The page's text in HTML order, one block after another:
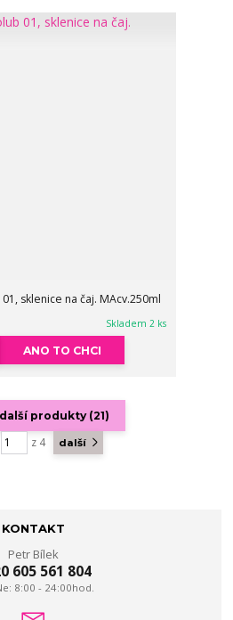
sklenice na čaj. MAcv.250ml
Skladem 2 ks
ANO TO CHCI
produkty (21)
z 4 další
KONTAKT
Petr Bílek
605 561 804
8:00 - 24:00hod.